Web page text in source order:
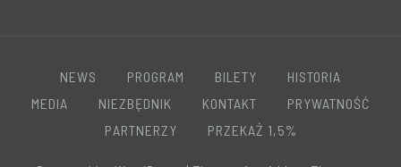
NEWS PROGRAM BILETY
HISTORIA
MEDIA
NIEZBĘDNIK KONTAKT
PRYWATNOŚĆ
PARTNERZY
PRZEKAŻ 1,5%